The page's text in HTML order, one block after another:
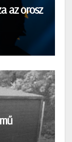
az orosz